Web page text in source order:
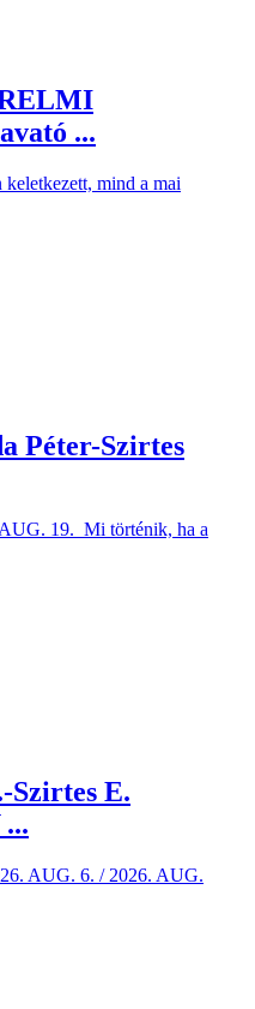
...
keletkezett, mind a mai
Péter-Szirtes
19. Mi történik, ha a
Szirtes E.
AUG. 6. / 2026. AUG.